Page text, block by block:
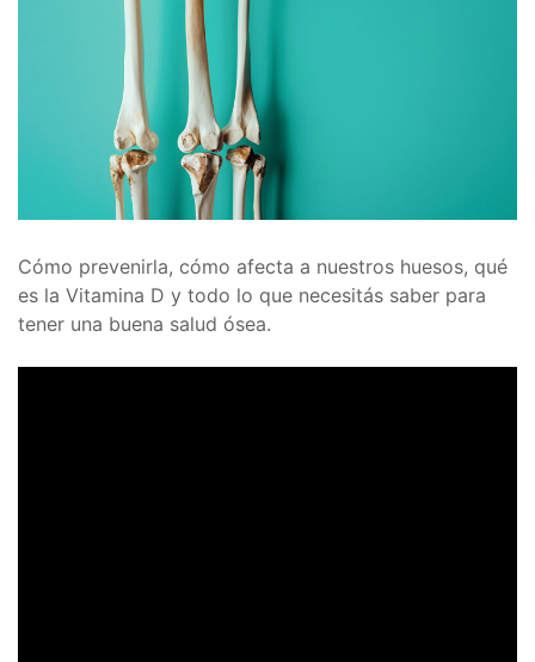
Cómo prevenirla, cómo afecta a nuestros huesos, qué
es la Vitamina D y todo lo que necesitás saber para
tener una buena salud ósea.